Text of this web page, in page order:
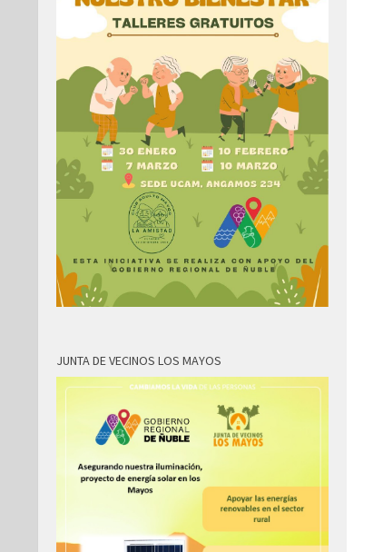
JUNTA DE VECINOS LOS MAYOS